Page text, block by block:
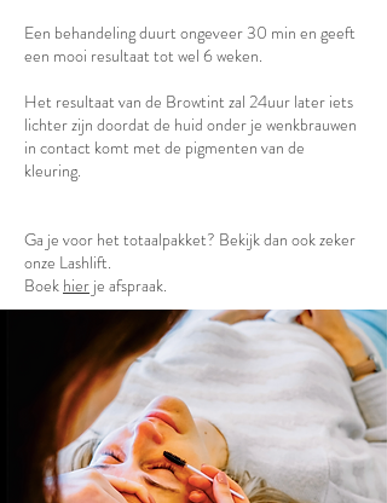
Een behandeling duurt ongeveer 30 min en geeft
een mooi resultaat tot wel 6 weken.
Het resultaat van de Browtint zal 24uur later iets
lichter zijn doordat de huid onder je wenkbrauwen
in contact komt met de pigmenten van de
kleuring.
Ga je voor het totaalpakket? Bekijk dan ook zeker
onze Lashlift.
Boek hier je afspraak.